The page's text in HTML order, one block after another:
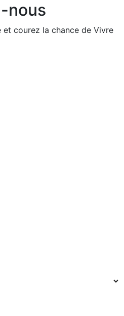
nous
et courez la chance de Vivre